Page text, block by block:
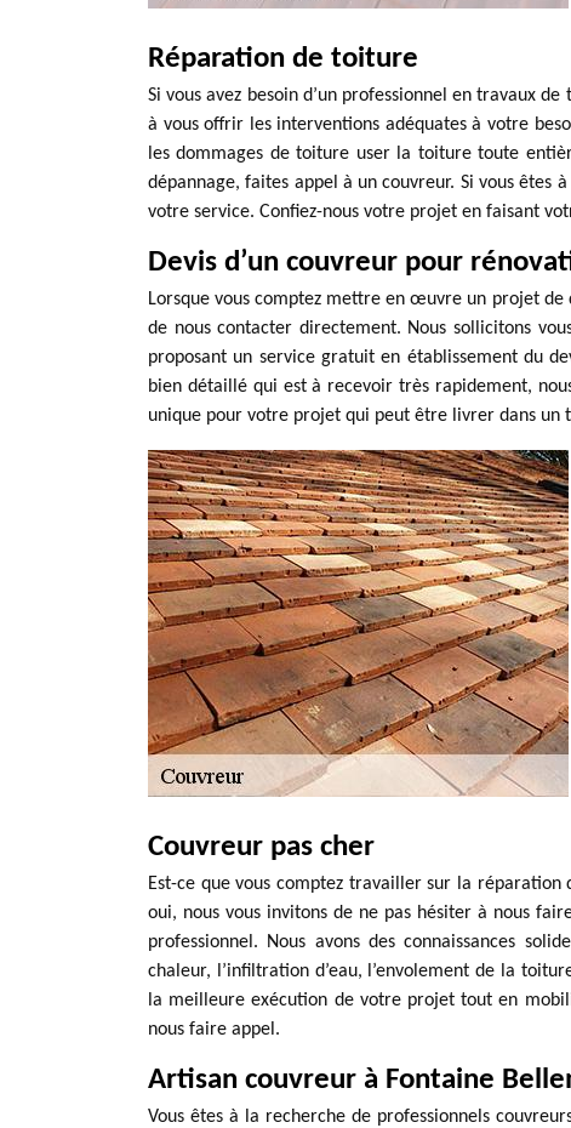
Réparation de toiture
Si vous avez besoin d’un professionnel en travaux
à vous offrir les interventions adéquates à votre
les dommages de toiture user la toiture toute
dépannage, faites appel à un couvreur. Si vous êtes
votre service. Confiez-nous votre projet en faisant
Devis d’un couvreur pour
Lorsque vous comptez mettre en œuvre un projet
de nous contacter directement. Nous sollicitons
proposant un service gratuit en établissement du
bien détaillé qui est à recevoir très rapidement,
unique pour votre projet qui peut être livrer dans un
Couvreur pas cher
Est-ce que vous comptez travailler sur la
oui, nous vous invitons de ne pas hésiter à nous
professionnel. Nous avons des connaissances
chaleur, l’infiltration d’eau, l’envolement de la
la meilleure exécution de votre projet tout en
nous faire appel.
Artisan couvreur à Fontaine
Vous êtes à la recherche de professionnels